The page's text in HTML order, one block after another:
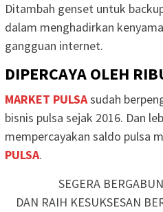
Ditambah genset untuk
dalam menghadirkan
gangguan internet.
DIPERCAYA OLEH
MARKET PULSAsudah
bisnis pulsa sejak 2016. Dan
mempercayakan saldo pulsa
PULSA.
SEGERA
DAN RAIH KESUKSESAN